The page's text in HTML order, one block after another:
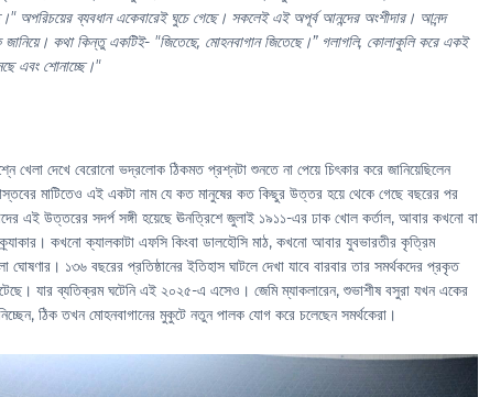
অপরিচয়ের ব্যবধান একেবারেই ঘুচে গেছে। সকলেই এই অপূর্ব আনন্দের অংশীদার। আনন্দ
কথা কিন্তু একটিই- "জিতেছে, মোহনবাগান জিতেছে।” গলাগলি, কোলাকুলি করে একই
এবং শোনাচ্ছে।"
খেলা দেখে বেরোনো ভদ্রলোক ঠিকমত প্রশ্নটা শুনতে না পেয়ে চিৎকার করে জানিয়েছিলেন
মাটিতেও এই একটা নাম যে কত মানুষের কত কিছুর উত্তর হয়ে থেকে গেছে বছরের পর
এই উত্তরের সদর্প সঙ্গী হয়েছে ঊনত্রিশে জুলাই ১৯১১-এর ঢাক খোল কর্তাল, আবার কখনো বা
কখনো ক্যালকাটা এফসি কিংবা ডালহৌসি মাঠ, কখনো আবার যুবভারতীর কৃত্রিম
১৩৬ বছরের প্রতিষ্ঠানের ইতিহাস ঘাটলে দেখা যাবে বারবার তার সমর্থকদের প্রকৃত
যার ব্যতিক্রম ঘটেনি এই ২০২৫-এ এসেও। জেমি ম্যাকলারেন, শুভাশীষ বসুরা যখন একের
ঠিক তখন মোহনবাগানের মুকুটে নতুন পালক যোগ করে চলেছেন সমর্থকেরা।